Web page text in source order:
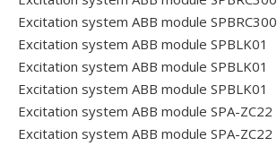
Excitation system ABB module SPBRC300
Excitation system ABB module SPBLK01
Excitation system ABB module SPBLK01
Excitation system ABB module SPBLK01
Excitation system ABB module SPA-ZC22
Excitation system ABB module SPA-ZC22